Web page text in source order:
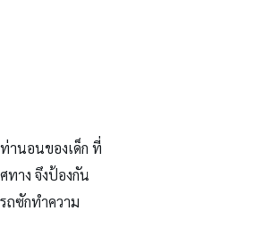
านอนของเด็ก ที่
ทาง จึงป้องกัน
ถซักทำความ